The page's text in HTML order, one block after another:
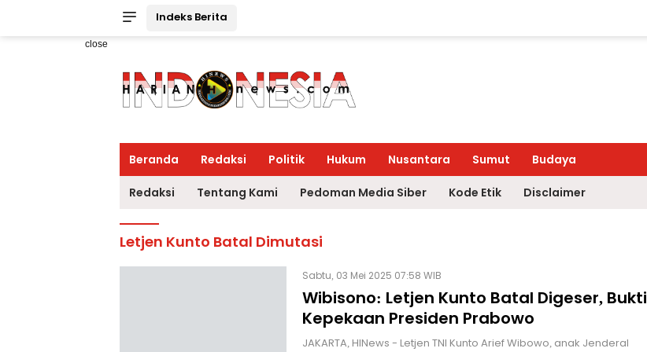
Indeks Berita
close
Beranda Redaksi Politik Hukum Nusantara Sumut Budaya
Redaksi Tentang Kami Pedoman Media Siber Kode Etik Disclaimer
Letjen Kunto Batal Dimutasi
Sabtu, 03 Mei 2025 07:58 WIB
Wibisono: Letjen Kunto Batal Digeser, Bukti
Kepekaan Presiden Prabowo
JAKARTA, HINews - Letjen TNI Kunto Arief Wibowo, anak Jenderal